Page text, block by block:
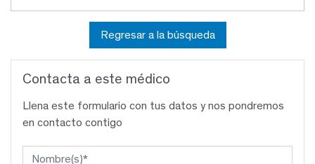
Regresar a la búsqueda
Contacta a este médico
Llena este formulario con tus datos y nos pondremos
en contacto contigo